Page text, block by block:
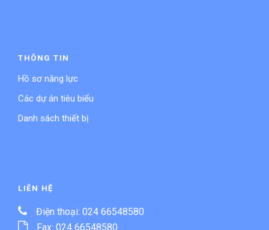
THÔNG TIN
Hồ sơ năng lực
Các dự án tiêu biểu
Danh sách thiết bị
LIÊN HỆ
Điện thoại: 024 66548580
Fax: 024 66548580